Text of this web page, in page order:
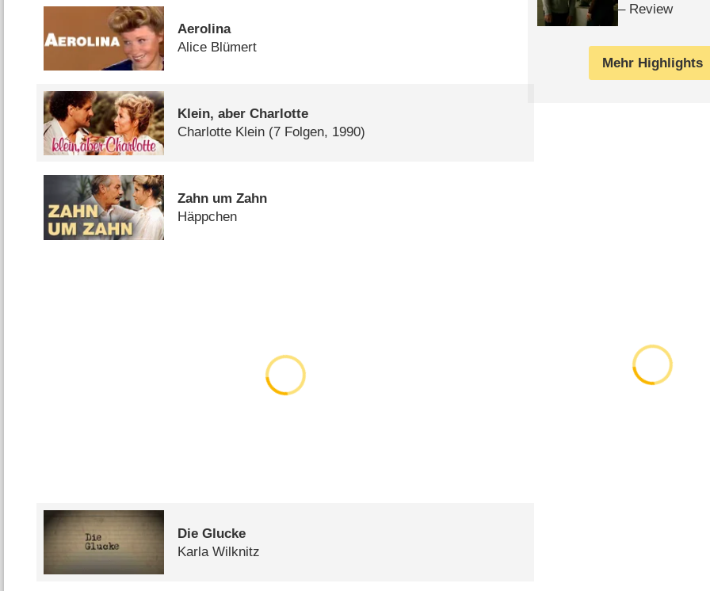
Aerolina
Alice Blümert
Klein, aber Charlotte
Charlotte Klein (7 Folgen, 1990)
Zahn um Zahn
Häppchen
Die Glucke
Karla Wilknitz
– Review
Mehr Highlights